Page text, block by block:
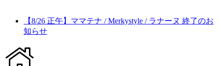
【8/26 正午】ママテナ / Merkystyle / ラナーヌ 終了のお
知らせ